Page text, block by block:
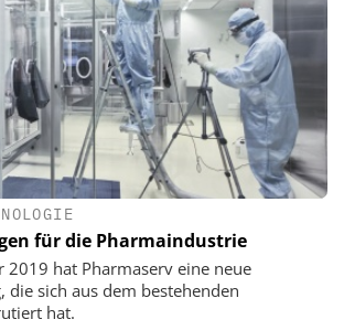
für die Pharmaindustrie
2019 hat Pharmaserv eine neue
die sich aus dem bestehenden
hat.